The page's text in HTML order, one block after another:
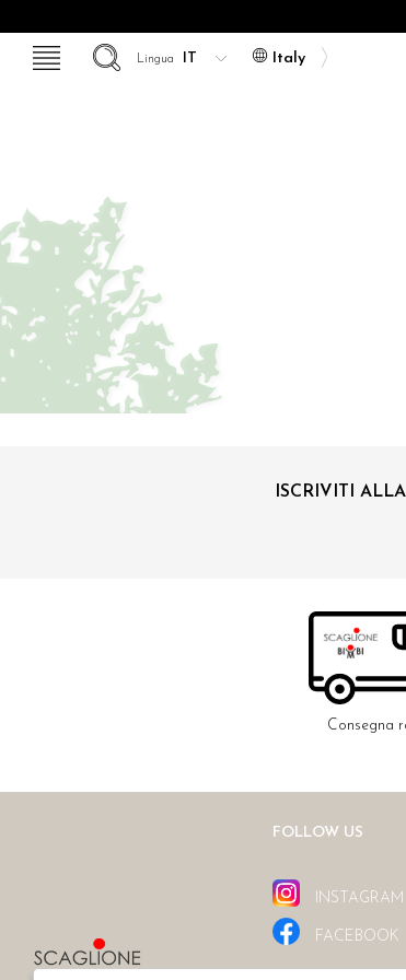
Italy
Lingua
ISCRIVITI
Consegna
FOLLOW US
INSTAGRAM
FACEBOOK